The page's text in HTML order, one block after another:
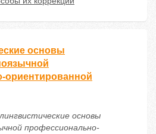
основы
ориентированной
основы
профессионально-